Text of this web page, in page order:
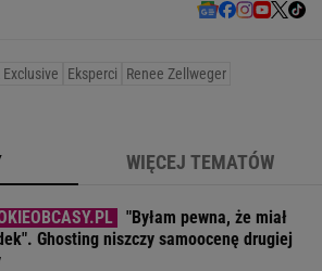
Eksperci
Renee Zellweger
WIĘCEJ TEMATÓW
"Byłam pewna, że miał
Ghosting niszczy samoocenę drugiej